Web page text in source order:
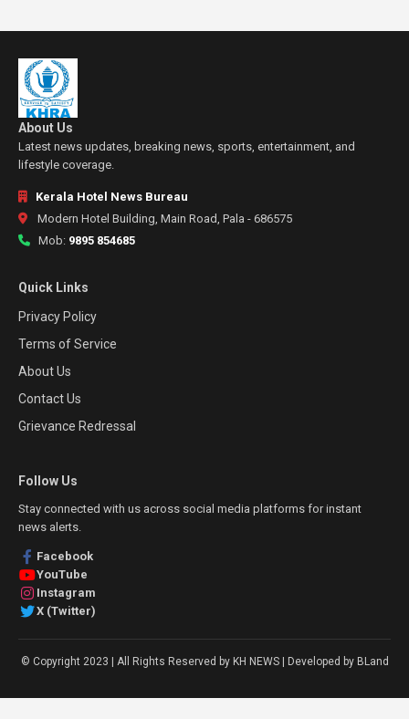
About Us
Latest news updates, breaking news, sports, entertainment, and
lifestyle coverage.
Kerala Hotel News Bureau
Modern Hotel Building, Main Road, Pala - 686575
Mob: 9895 854685
Quick Links
Privacy Policy
Terms of Service
About Us
Contact Us
Grievance Redressal
Follow Us
Stay connected with us across social media platforms for instant
news alerts.
Facebook
YouTube
Instagram
X (Twitter)
© Copyright 2023 | All Rights Reserved by KH NEWS | Developed by BLand